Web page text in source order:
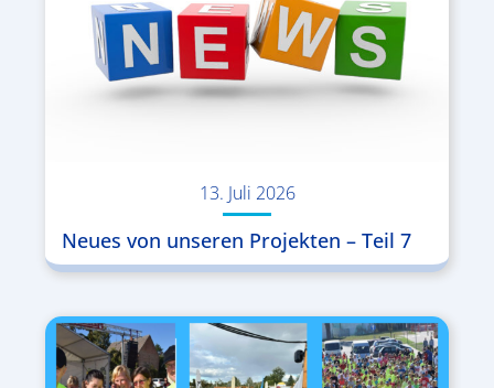
13. Juli 2026
Neues von unseren Projekten – Teil 7